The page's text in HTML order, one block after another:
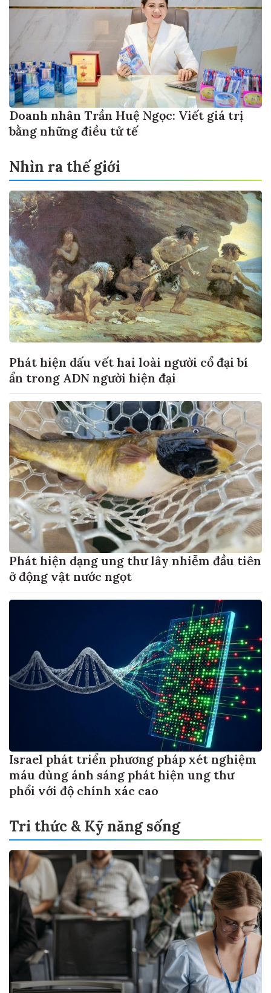
Doanh nhân Trần Huệ Ngọc: Viết giá trị
bằng những điều tử tế
Nhìn ra thế giới
Phát hiện dấu vết hai loài người cổ đại bí
ẩn trong ADN người hiện đại
Phát hiện dạng ung thư lây nhiễm đầu tiên
ở động vật nước ngọt
Israel phát triển phương pháp xét nghiệm
máu dùng ánh sáng phát hiện ung thư
phổi với độ chính xác cao
Tri thức & Kỹ năng sống